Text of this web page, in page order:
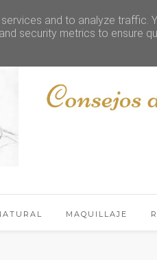
MAQUILLAJE
and to analyze traffic.
security metrics to ensure